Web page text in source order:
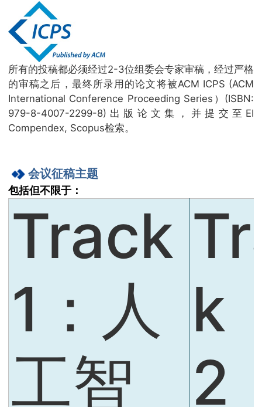
所有的投稿都必须经过2-3位组委会专家审稿，经过严格
的审稿之后，最终所录用的论文将被ACM ICPS (ACM
International Conference Proceeding Series）(ISBN:
979-8-4007-2299-8)出版论文集，并提交至EI
Compendex, Scopus检索。
会议征稿主题
包括但不限于：
Track
1：人
工智
k
2